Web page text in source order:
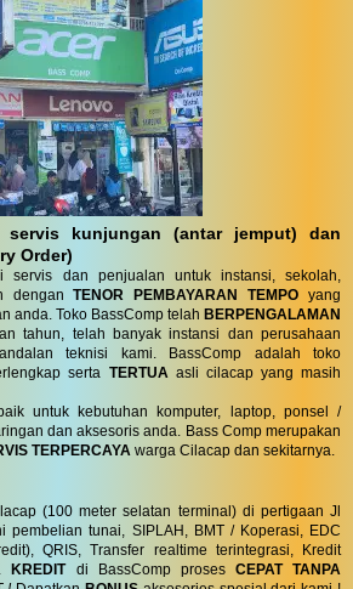
servis kunjungan (antar jemput) dan
Order)
servis dan penjualan untuk instansi, sekolah,
denganTENOR PEMBAYARAN TEMPO yang
anda. Toko BassComp telah BERPENGALAMAN
tahun, telah banyak instansi dan perusahaan
teknisi kami. BassComp adalah toko
serta TERTUA asli cilacap yang masih
untuk kebutuhan komputer, laptop, ponsel /
dan aksesoris anda. Bass Comp merupakan
TERPERCAYA warga Cilacap dan sekitarnya.
(100 meter selatan terminal) di pertigaan Jl
pembelian tunai, SIPLAH, BMT / Koperasi, EDC
QRIS, Transfer realtime terintegrasi, Kredit
KREDITdi BassComp proses CEPAT TANPA